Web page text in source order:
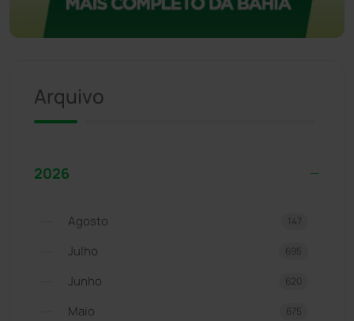
Arquivo
2026
Agosto 147
Julho 695
Junho 620
Maio 675